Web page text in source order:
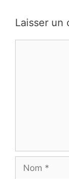
Laisser un